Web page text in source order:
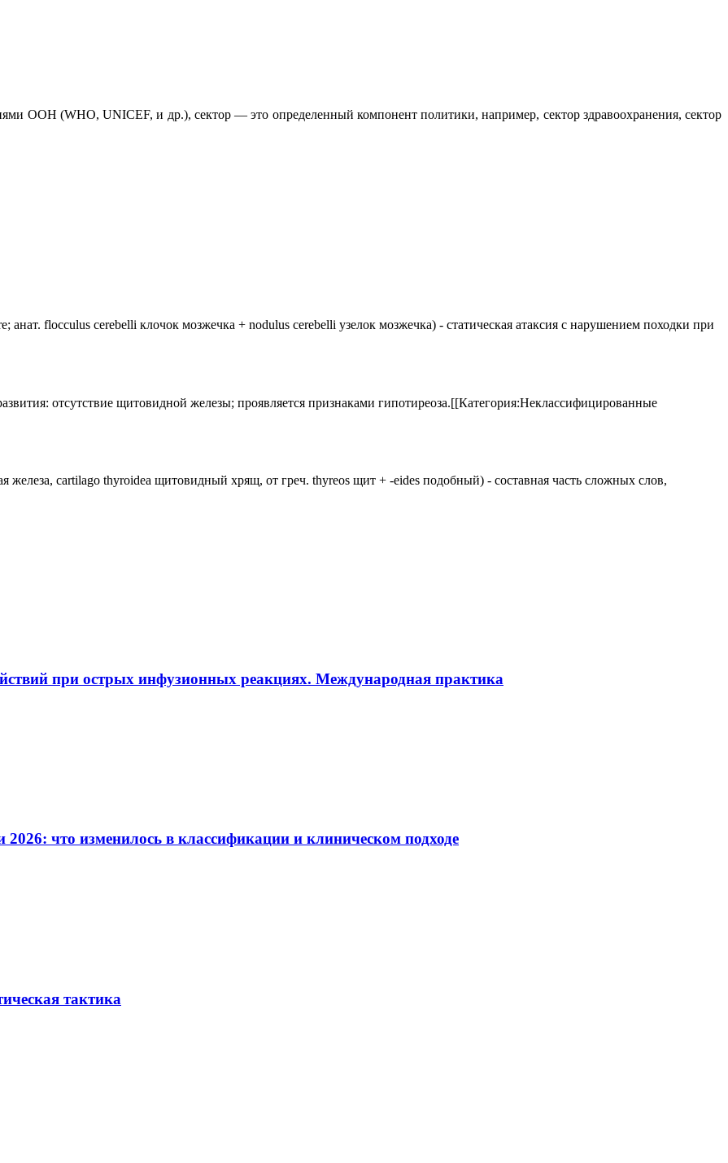
ООН (WHO, UNICEF, и др.), сектор — это определенный компонент политики, например, сектор здравоохранения, сектор
flocculus cerebelli клочок мозжечка + nodulus cerebelli узелок мозжечка) - статическая атаксия с нарушением походки при
отсутствие щитовидной железы; проявляется признаками гипотиреоза.[[Категория:Неклассифицированные
железа, cartilago thyroidea щитовидный хрящ, от греч. thyreos щит + -eides подобный) - составная часть сложных слов,
при острых инфузионных реакциях. Международная практика
2026: что изменилось в классификации и клиническом подходе
тактика